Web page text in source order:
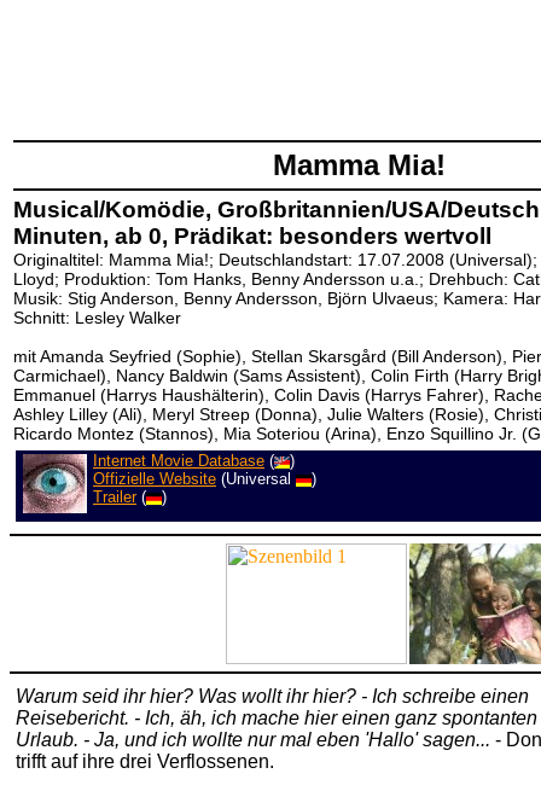
Mamma Mia!
Musical/Komödie, Großbritannien/USA/
Minuten, ab 0, Prädikat: besonders wertvoll
Originaltitel: Mamma Mia!; Deutschlandstart: 17.07.2008
Lloyd; Produktion: Tom Hanks, Benny Andersson u.a.; Drehbuch:
Musik: Stig Anderson, Benny Andersson, Björn Ulvaeus; Kamera:
Schnitt: Lesley Walker
mit Amanda Seyfried (Sophie), Stellan Skarsgård (Bill Anderson),
Carmichael), Nancy Baldwin (Sams Assistent), Colin Firth (Harry
Emmanuel (Harrys Haushälterin), Colin Davis (Harrys Fahrer),
Ashley Lilley (Ali), Meryl Streep (Donna), Julie Walters (Rosie),
Ricardo Montez (Stannos), Mia Soteriou (Arina), Enzo Squillino Jr.
Internet Movie Database (
)
Offizielle Website (Universal
)
Trailer( )
Warum seid ihr hier? Was wollt ihr hier? - Ich schreibe einen
Reisebericht. - Ich, äh, ich mache hier einen ganz spontanten
Urlaub. - Ja, und ich wollte nur mal eben 'Hallo' sagen... -
trifft auf ihre drei Verflossenen.